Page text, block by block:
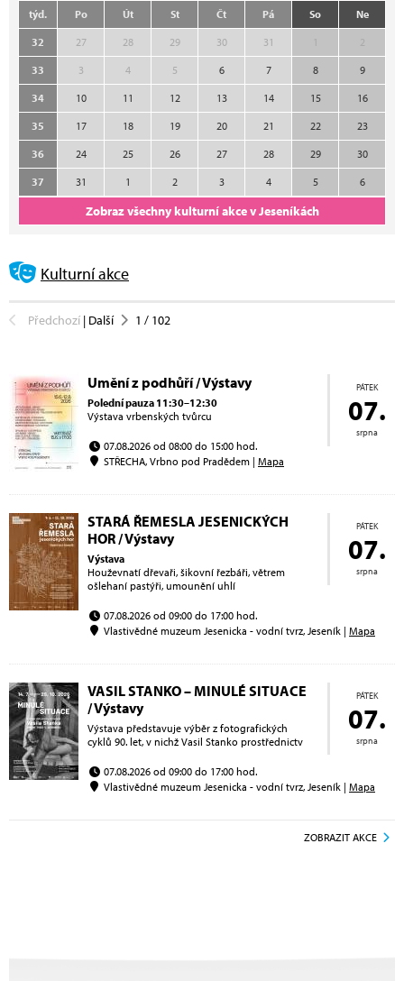
týd. Po Út St Čt Pá So Ne
32 27 28 29 30 31 2
33 3 4 5 6 7 8 9
34 10 11 12 13 14 15 16
35 17 18 19 20 21 22 23
36 24 25 26 27 28 29 30
37 31 1 2 3 4 5 6
Zobraz všechny kulturní akce v Jeseníkách
Kulturní akce
Předchozí | Další 1 / 102
PÁTEK
07.
srpna
Umění z podhůří / Výstavy
Polední pauza 11:30–12:30
Výstava vrbenských tvůrcu
07.08.2026 od 08:00 do 15:00 hod.
STŘECHA, Vrbno pod Pradědem | Mapa
PÁTEK
07.
srpna
STARÁ ŘEMESLA JESENICKÝCH
HOR / Výstavy
Výstava
Houževnatí dřevaři, šikovní řezbáři, větrem
ošlehaní pastýři, umounění uhlí
07.08.2026 od 09:00 do 17:00 hod.
Vlastivědné muzeum Jesenicka - vodní tvrz, Jeseník | Mapa
PÁTEK
07.
srpna
VASIL STANKO – MINULÉ SITUACE
/ Výstavy
Výstava představuje výběr z fotografických
cyklů 90. let, v nichž Vasil Stanko prostřednictv
07.08.2026 od 09:00 do 17:00 hod.
Vlastivědné muzeum Jesenicka - vodní tvrz, Jeseník | Mapa
ZOBRAZIT AKCE